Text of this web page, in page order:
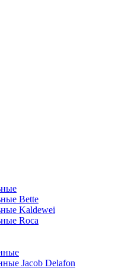
Bette
Kaldewei
Roca
Jacob Delafon